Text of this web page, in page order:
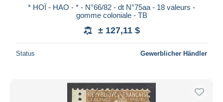
* HOÏ - HAO - * - N°66/82 - dt N°75aa - 18 valeurs -
gomme coloniale - TB
± 127,11 $
Status Gewerblicher Händler